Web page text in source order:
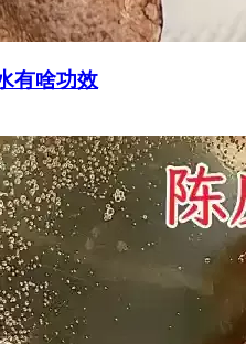
有啥功效